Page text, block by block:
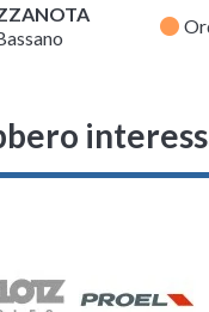
fiber_manual_record